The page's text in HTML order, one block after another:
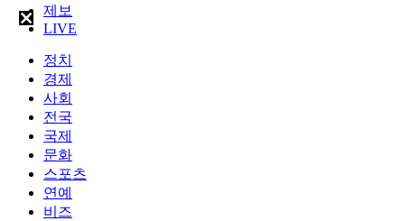
제보
LIVE
정치
경제
사회
전국
국제
문화
스포츠
연예
비즈